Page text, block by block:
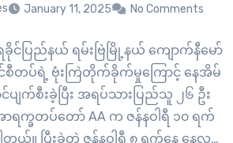
January 11, 2025 No Comments
ရခိုင်ပြည်နယ် ရမ်းဗြဲမြို့နယ် ကျောက်နီမော်
င်စီတပ်ရဲ့ ဗုံးကြဲတိုက်ခိုက်မှုကြောင့် နေအိမ်
င်ပျက်စီးခဲ့ပြီး အရပ်သားပြည်သူ ၂၆ ဦး
ခတပ်တော် AA က ဇန်နဝါရီ ၁၀ ရက်
တယ်။ ပြီးခဲ့တဲ့ ဇန်နဝါရီ ၈ ရက်နေ့ နေ့လည်